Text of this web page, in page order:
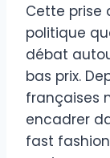
Cette prise
politique
débat
bas prix.
françaises
encadrer
fast